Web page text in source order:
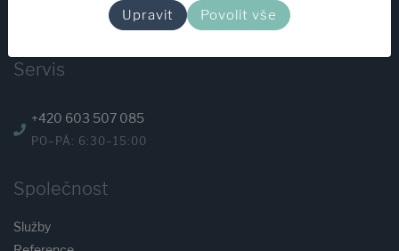
PO–PÁ: 7:00–15:00
mzeman@abplastgroup.cz
Servis
+420 603 507 085
PO–PÁ: 6:30–15:00
Společnost
Služby
Upravit Povolit vše